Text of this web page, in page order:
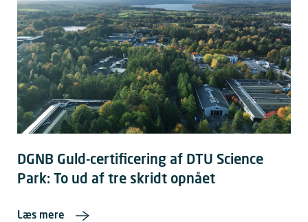
DGNB Guld-certificering af DTU Science
Park: To ud af tre skridt opnået
Læs mere